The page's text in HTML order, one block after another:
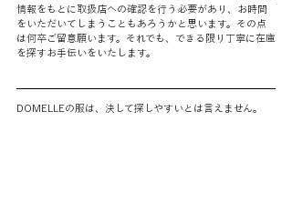
情報をもとに取扱店への確認を行う必要があり、お時間
をいただいてしまうこともあろうかと思います。その点
は何卒ご留意願います。それでも、できる限り丁寧に在庫
を探すお手伝いをいたします。
DOMELLEの服は、決して探しやすいとは言えません。